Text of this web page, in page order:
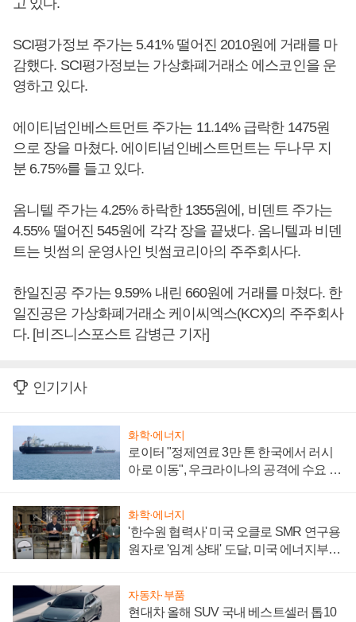
SCI평가정보 주가는 5.41% 떨어진 2010원에 거래를 마
감했다. SCI평가정보는 가상화폐거래소 에스코인을 운
영하고 있다.
에이티넘인베스트먼트 주가는 11.14% 급락한 1475원
으로 장을 마쳤다. 에이티넘인베스트먼트는 두나무 지
분 6.75%를 들고 있다.
옴니텔 주가는 4.25% 하락한 1355원에, 비덴트 주가는
4.55% 떨어진 545원에 각각 장을 끝냈다. 옴니텔과 비덴
트는 빗썸의 운영사인 빗썸코리아의 주주회사다.
한일진공 주가는 9.59% 내린 660원에 거래를 마쳤다. 한
일진공은 가상화폐거래소 케이씨엑스(KCX)의 주주회사
다. [비즈니스포스트 감병근 기자]
인기기사
화학·에너지
로이터 "정제연료 3만 톤 한국에서 러시
아로 이동", 우크라이나의 공격에 수요 늘
화학·에너지
'한수원 협력사' 미국 오클로 SMR 연구용
원자로 '임계 상태' 도달, 미국 에너지부
자동차·부품
현대차 올해 SUV 국내 베스트셀러 톱10